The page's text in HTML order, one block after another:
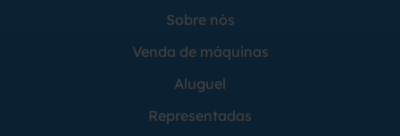
Sobre nós
Venda de máquinas
Aluguel
Representadas